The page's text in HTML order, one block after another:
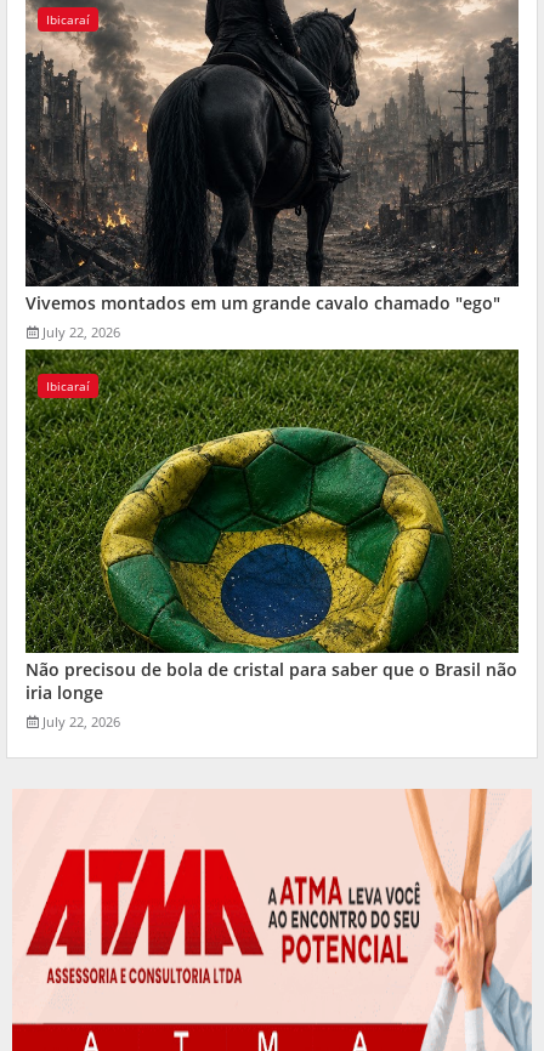
Ibicaraí
Vivemos montados em um grande cavalo chamado "ego"
July 22, 2026
Ibicaraí
Não precisou de bola de cristal para saber que o Brasil não
iria longe
July 22, 2026